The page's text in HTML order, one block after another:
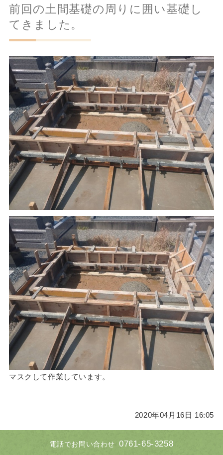
前回の土間基礎の周りに囲い基礎し
てきました。
マスクして作業しています。
2020年04月16日 16:05
電話でお問い合わせ 0761-65-3258